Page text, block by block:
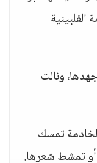
ونالت
تمسك
أو تمشط شعرها.